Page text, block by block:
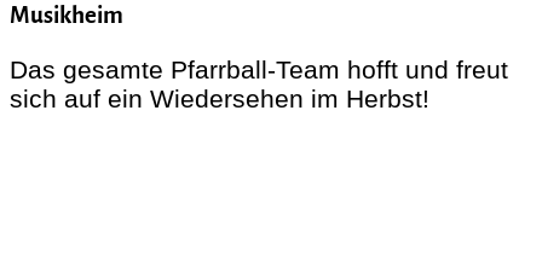
Musikheim
Das gesamte Pfarrball-Team hofft und freut
sich auf ein Wiedersehen im Herbst!